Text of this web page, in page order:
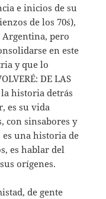
e inicios de su
de los 70´s),
pero
en este
y que lo
DE LAS
la historia detrás
es su vida
con sinsabores y
una historia de
es hablar del
orígenes.
de gente